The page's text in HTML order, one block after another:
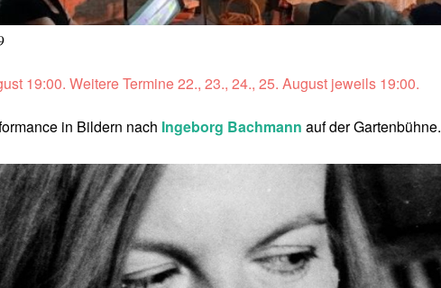
19:00. Weitere Termine 22., 23., 24., 25. August jeweils 19:00.
in Bildern nach Ingeborg Bachmann auf der Gartenbühne.